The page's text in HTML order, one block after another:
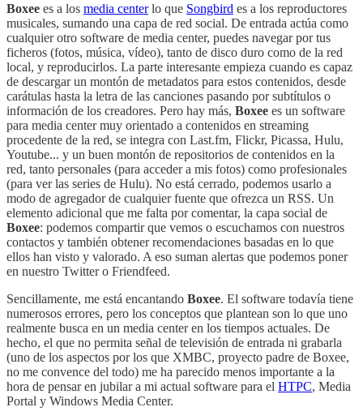
Boxee es a los media centerlo que Songbird es a los reproductores
musicales, sumando una capa de red social. De entrada actúa como
cualquier otro software de media center, puedes navegar por tus
ficheros (fotos, música, vídeo), tanto de disco duro como de la red
local, y reproducirlos. La parte interesante empieza cuando es capaz
de descargar un montón de metadatos para estos contenidos, desde
carátulas hasta la letra de las canciones pasando por subtítulos o
información de los creadores. Pero hay más, Boxee es un software
para media center muy orientado a contenidos en streaming
procedente de la red, se integra con Last.fm, Flickr, Picassa, Hulu,
Youtube... y un buen montón de repositorios de contenidos en la
red, tanto personales (para acceder a mis fotos) como profesionales
(para ver las series de Hulu). No está cerrado, podemos usarlo a
modo de agregador de cualquier fuente que ofrezca un RSS. Un
elemento adicional que me falta por comentar, la capa social de
Boxee: podemos compartir que vemos o escuchamos con nuestros
contactos y también obtener recomendaciones basadas en lo que
ellos han visto y valorado. A eso suman alertas que podemos poner
en nuestro Twitter o Friendfeed.
Sencillamente, me está encantando Boxee. El software todavía tiene
numerosos errores, pero los conceptos que plantean son lo que uno
realmente busca en un media center en los tiempos actuales. De
hecho, el que no permita señal de televisión de entrada ni grabarla
(uno de los aspectos por los que XMBC, proyecto padre de Boxee,
no me convence del todo) me ha parecido menos importante a la
hora de pensar en jubilar a mi actual software para el HTPC, Media
Portal y Windows Media Center.